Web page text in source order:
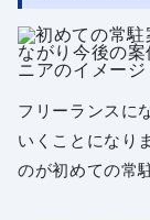
フリーランスに
いくことになり
のが初めての常